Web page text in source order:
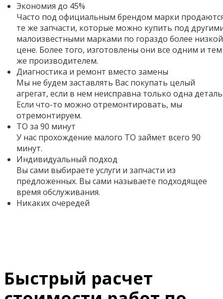
Экономия до 45%
Часто под официальным брендом марки
те же запчасти, которые можно купить под
малоизвестными марками по гораздо более низкой
цене. Более того, изготовлены они все одним и тем
же производителем.
Диагностика и ремонт вместо замены
Мы не будем заставлять Вас покупать целый
агрегат, если в нем неисправна только одна
Если что-то можно отремонтировать, мы
отремонтируем.
ТО за 90 минут
У нас прохождение малого ТО займет всего 90
минут.
Индивидуальный подход
Вы сами выбираете услуги и запчасти из
предложенных. Вы сами называете подходящее
время обслуживания.
Никаких очередей
Быстрый расчет